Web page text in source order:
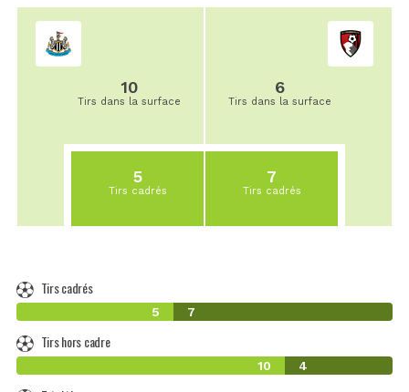
10
Tirs dans la surface
5
Tirs cadrés
6
Tirs dans la surface
7
Tirs cadrés
Tirs cadrés
5 7
Tirs hors cadre
10 4